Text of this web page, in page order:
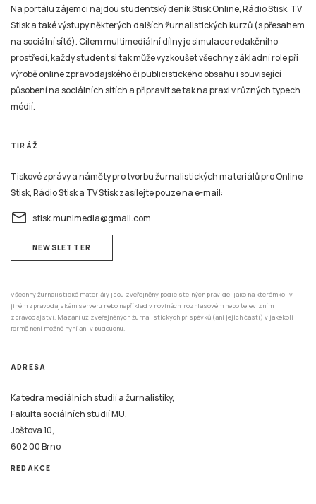
Na portálu zájemci najdou studentský deník Stisk Online, Rádio Stisk, TV
Stisk a také výstupy některých dalších žurnalistických kurzů (s přesahem
na sociální sítě). Cílem multimediální dílny je simulace redakčního
prostředí, každý student si tak může vyzkoušet všechny základní role při
výrobě online zpravodajského či publicistického obsahu i související
působení na sociálních sítích a připravit se tak na praxi v různých typech
médií.
TIRÁŽ
Tiskové zprávy a náměty pro tvorbu žurnalistických materiálů pro Online
Stisk, Rádio Stisk a TV Stisk zasílejte pouze na e-mail:
email stisk.munimedia@gmail.com
NEWSLETTER
Všechny žurnalistické materiály jsou zveřejněny podle stejných pravidel jako na kterémkoliv
jiném zpravodajském serveru nebo například v novinách, rozhlasovém nebo televizním
zpravodajství. Mazání už zveřejněných žurnalistických příspěvků (ani jejich částí) v jakékoli
formě není možné nyní ani v budoucnu.
ADRESA
Katedra mediálních studií a žurnalistiky,
Fakulta sociálních studií MU,
Joštova 10,
602 00 Brno
REDAKCE